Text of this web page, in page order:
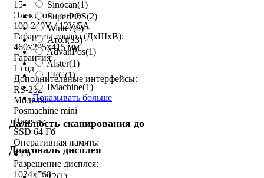
Sinocan(1)
SuperPOS(2)
Wintec(8)
Атол(33)
AdvanPos(1)
Alster(1)
FEC(1)
IMachine(1)
Показывать больше
Дальность сканирования до
Диагональ дисплея
15
Электропитание:
100-240V / 12V/5A
Габариты товара (ДxШxВ):
460x295x415 мм
Гарантия:
1 год
Дополнительные интерфейсы:
RS-232
Модель:
Posmachine mini
Память:
SSD 64 Гб
Оперативная память:
4 Гб
Разрешение дисплея:
1024x768